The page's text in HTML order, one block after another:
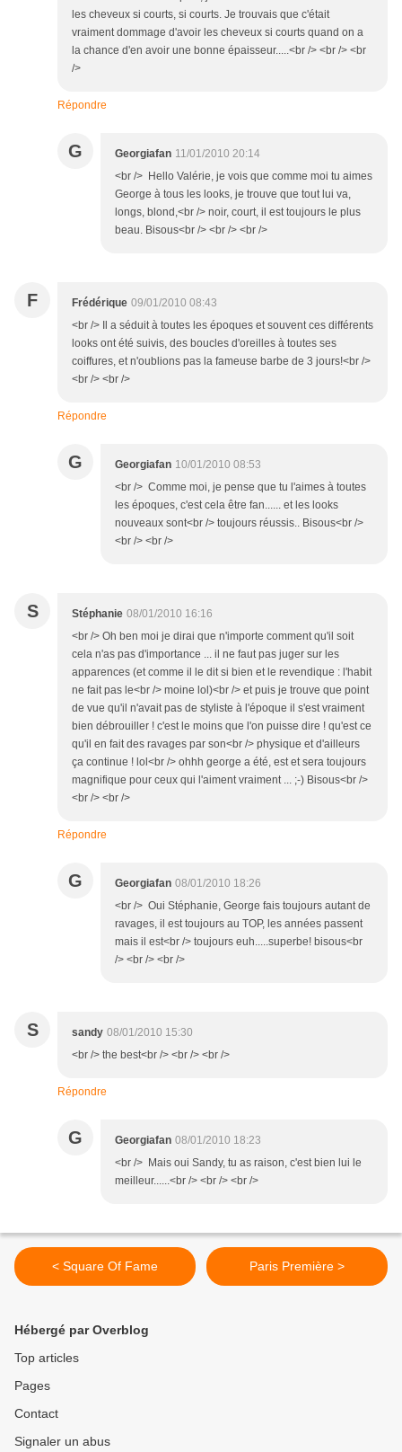
les cheveux si courts, si courts. Je trouvais que c'était
vraiment dommage d'avoir les cheveux si courts quand on a
la chance d'en avoir une bonne épaisseur.....<br /> <br /> <br
/>
Répondre
G Georgiafan 11/01/2010 20:14
<br /> Hello Valérie, je vois que comme moi tu aimes
George à tous les looks, je trouve que tout lui va,
longs, blond,<br /> noir, court, il est toujours le plus
beau. Bisous<br /> <br /> <br />
F Frédérique 09/01/2010 08:43
<br /> Il a séduit à toutes les époques et souvent ces différents
looks ont été suivis, des boucles d'oreilles à toutes ses
coiffures, et n'oublions pas la fameuse barbe de 3 jours!<br />
<br /> <br />
Répondre
G Georgiafan 10/01/2010 08:53
<br /> Comme moi, je pense que tu l'aimes à toutes
les époques, c'est cela être fan...... et les looks
nouveaux sont<br /> toujours réussis.. Bisous<br />
<br /> <br />
S Stéphanie 08/01/2010 16:16
<br /> Oh ben moi je dirai que n'importe comment qu'il soit
cela n'as pas d'importance ... il ne faut pas juger sur les
apparences (et comme il le dit si bien et le revendique : l'habit
ne fait pas le<br /> moine lol)<br /> et puis je trouve que point
de vue qu'il n'avait pas de styliste à l'époque il s'est vraiment
bien débrouiller ! c'est le moins que l'on puisse dire ! qu'est ce
qu'il en fait des ravages par son<br /> physique et d'ailleurs
ça continue ! lol<br /> ohhh george a été, est et sera toujours
magnifique pour ceux qui l'aiment vraiment ... ;-) Bisous<br />
<br /> <br />
Répondre
G Georgiafan 08/01/2010 18:26
<br /> Oui Stéphanie, George fais toujours autant de
ravages, il est toujours au TOP, les années passent
mais il est<br /> toujours euh.....superbe! bisous<br
/> <br /> <br />
S sandy 08/01/2010 15:30
<br /> the best<br /> <br /> <br />
Répondre
G Georgiafan 08/01/2010 18:23
<br /> Mais oui Sandy, tu as raison, c'est bien lui le
meilleur......<br /> <br /> <br />
< Square Of Fame Paris Première >
Hébergé par Overblog
Top articles
Pages
Contact
Signaler un abus